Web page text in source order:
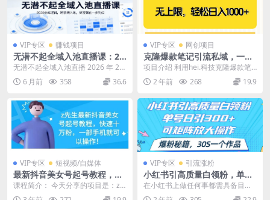
VIP专区 赚钱项目
无潜不起全域入池直播课：20
26全域逻辑，短视频入池，标
无潜不起全域入池直播 2026 年 2
月大课，价值 1899 元纯实战干
货，专...
6 月前 358 36.6
VIP专区 网创项目
克隆爆款笔记引流私域，一单
9.9，一天百单无上限，不挑
人，小白当天上手，轻松日入
1000+
项目介绍 利用hei.科技克隆爆款笔
记引流私域，自己随意定价，一天1
00-300...
2 年前 268 19.9
VIP专区 短视频/自媒体
最新抖音美女号起号教程，快
速十万粉，一部手机就可以操
课程简介： 今天分享的项目是：z
先生最新抖音美女号起号教程，快
VIP专区 引流涨粉
小红书引高质量白领粉，单号
日引300+，可放大操作，爆粉
在小红书上做任何事都需具备目标
意识，得先思索做此事的意图。 那